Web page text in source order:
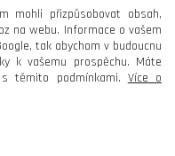
mohli přizpůsobovat obsah,
na webu. Informace o vašem
tak abychom v budoucnu
k vašemu prospěchu. Máte
těmito podmínkami. Více o